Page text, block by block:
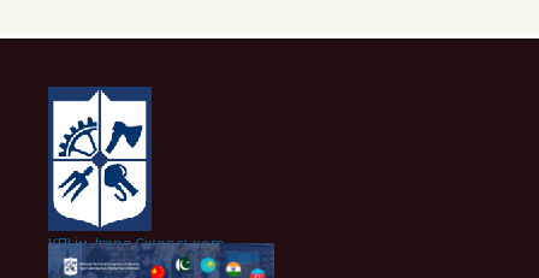
КПІ ім. Ігоря Сікорського